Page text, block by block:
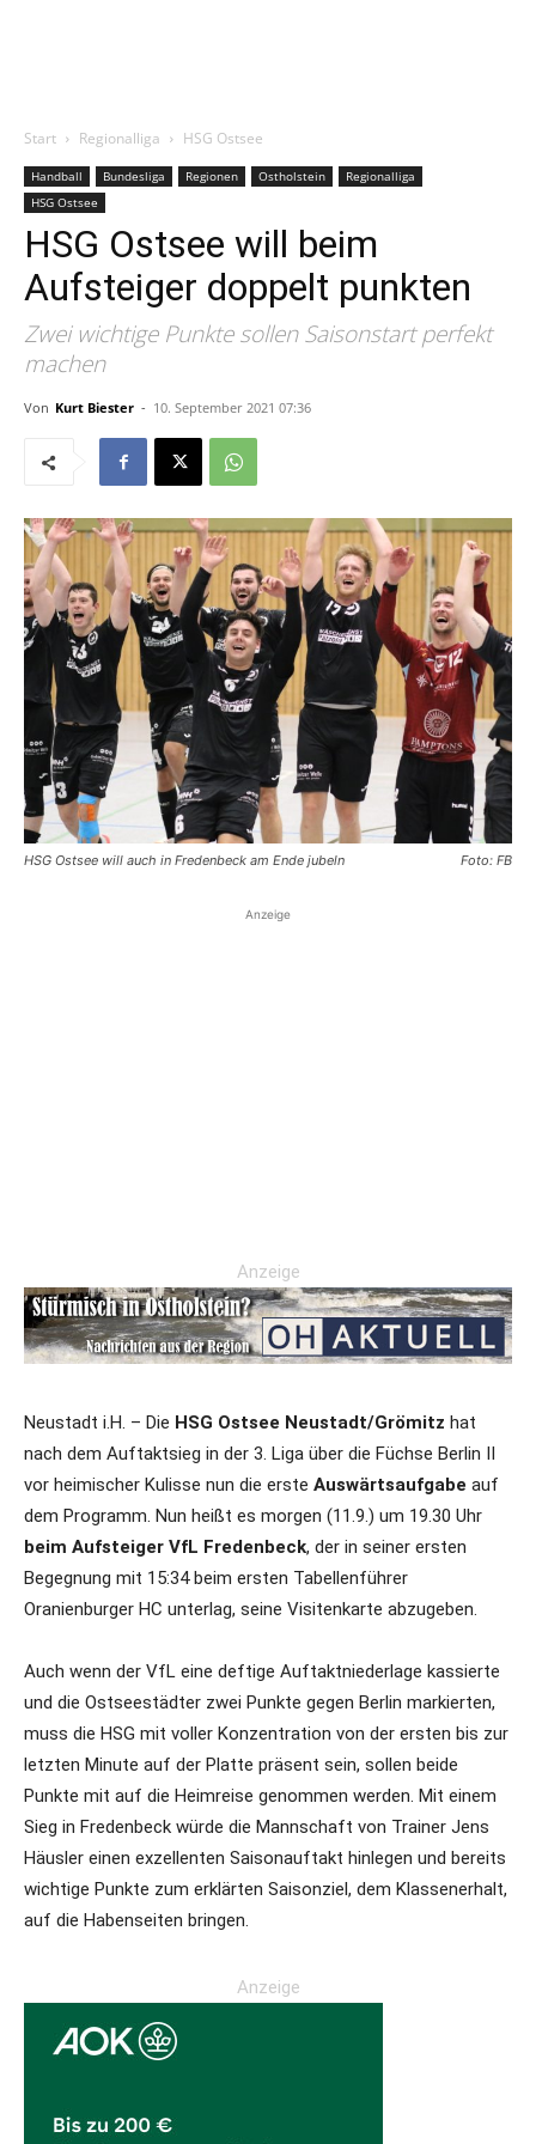
Start Regionalliga HSG Ostsee
Handball Bundesliga Regionen Ostholstein
Regionalliga
HSG Ostsee
HSG Ostsee will beim
Aufsteiger doppelt punkten
Zwei wichtige Punkte sollen Saisonstart perfekt
machen
Von Kurt Biester - 10. September 2021 07:36
HSG Ostsee will auch in Fredenbeck am Ende jubeln Foto: FB
Anzeige
Anzeige
Neustadt i.H. – Die HSG Ostsee Neustadt/Grömitz hat
nach dem Auftaktsieg in der 3. Liga über die Füchse Berlin II
vor heimischer Kulisse nun die erste Auswärtsaufgabe auf
dem Programm. Nun heißt es morgen (11.9.) um 19.30 Uhr
beim Aufsteiger VfL Fredenbeck, der in seiner ersten
Begegnung mit 15:34 beim ersten Tabellenführer
Oranienburger HC unterlag, seine Visitenkarte abzugeben.
Auch wenn der VfL eine deftige Auftaktniederlage kassierte
und die Ostseestädter zwei Punkte gegen Berlin markierten,
muss die HSG mit voller Konzentration von der ersten bis zur
letzten Minute auf der Platte präsent sein, sollen beide
Punkte mit auf die Heimreise genommen werden. Mit einem
Sieg in Fredenbeck würde die Mannschaft von Trainer Jens
Häusler einen exzellenten Saisonauftakt hinlegen und bereits
wichtige Punkte zum erklärten Saisonziel, dem Klassenerhalt,
auf die Habenseiten bringen.
Anzeige